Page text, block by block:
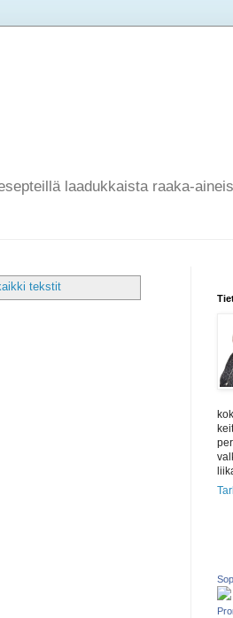
laadukkaista raaka-
tekstit